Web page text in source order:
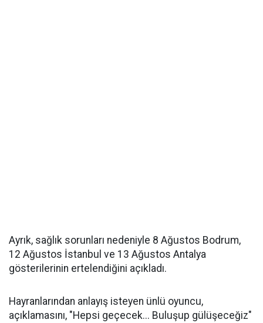
Ayrık, sağlık sorunları nedeniyle 8 Ağustos Bodrum,
12 Ağustos İstanbul ve 13 Ağustos Antalya
gösterilerinin ertelendiğini açıkladı.
Hayranlarından anlayış isteyen ünlü oyuncu,
açıklamasını, "Hepsi geçecek... Buluşup gülüşeceğiz"